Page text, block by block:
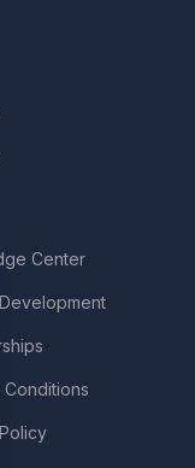
Center
Development
Conditions